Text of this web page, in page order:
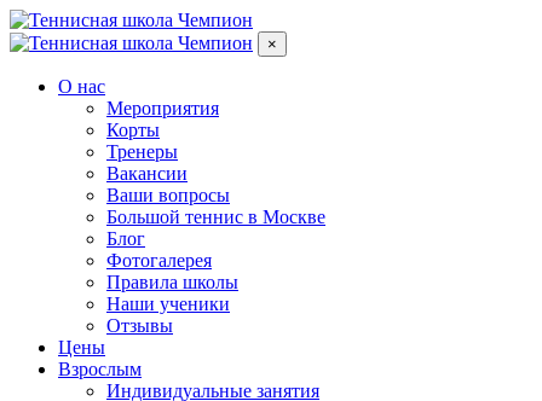
×
О нас
Мероприятия
Корты
Тренеры
Вакансии
Ваши вопросы
Большой теннис в Москве
Блог
Фотогалерея
Правила школы
Наши ученики
Отзывы
Цены
Взрослым
Индивидуальные занятия